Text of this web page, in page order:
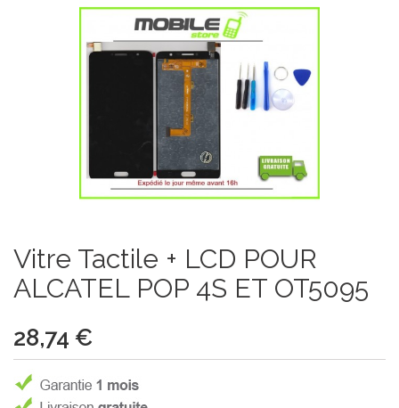
Vitre Tactile + LCD POUR
ALCATEL POP 4S ET OT5095
28,74 €